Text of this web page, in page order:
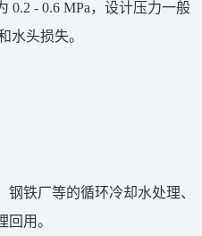
0.2 - 0.6 MPa，设计压力一般
水头损失。
铁厂等的循环冷却水处理、
用。